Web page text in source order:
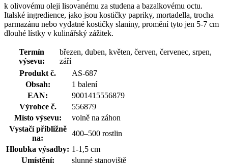
k olivovému oleji lisovanému za studena a bazalkovému octu.
Italské ingredience, jako jsou kostičky papriky, mortadella, trocha
parmazánu nebo vydatné kostičky slaniny, promění tyto jen 5-7 cm
dlouhé lístky v kulinářský zážitek.
Termín
výsevu:
březen, duben, květen, červen, červenec, srpen,
září
Produkt č.
AS-687
Obsah:
1 balení
EAN:
9001415556879
Výrobce č.
556879
Místo výsevu:
volně na záhon
Vystačí přibližně
na:
400–500 rostlin
Hloubka výsadby: 1-1,5 cm
Umístění:
slunné stanoviště